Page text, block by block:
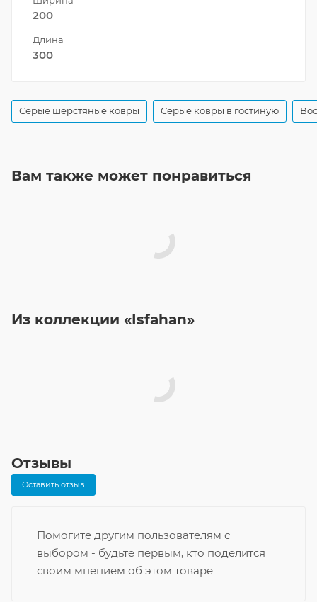
200
Длина
300
Серые шерстяные ковры Серые ковры в гостиную
Вам также может понравиться
Из коллекции «Isfahan»
Отзывы
Оставить отзыв
Помогите другим пользователям с
выбором - будьте первым, кто поделится
своим мнением об этом товаре